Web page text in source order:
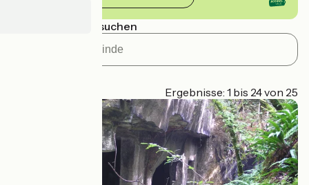
Nach Gemeinde suchen
Ergebnisse: 1 bis 24 von 25